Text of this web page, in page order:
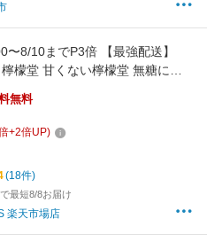
〜8/10までP3倍 【最強配送】
檸檬堂 甘くない檸檬堂 無糖にご
ケース/48本【一部地域送
レモン 無糖 チューハイ 5% ア
無料
+2倍UP)
(18件)
最短8/8お届け
楽天市場店